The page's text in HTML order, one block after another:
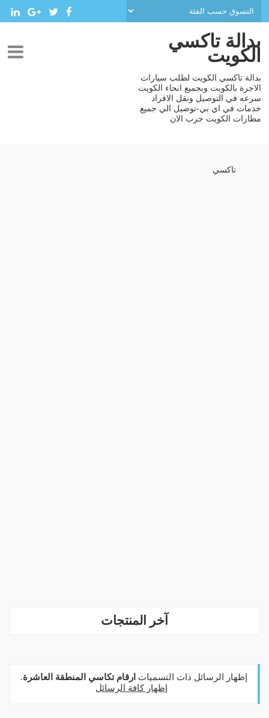
بدالة تاكسي
الكويت
بدالة تاكسي الكويت لطلب سيارات
الاجرة بالكويت وبجميع انحاء الكويت
سرعه في التوصيل ونقل الافراد
خدمات في اي بي-توصيل الي جميع
مطارات الكويت جرب الان
تاكسي
آخر المنتجات
‏إظهار الرسائل ذات التسميات ارقام تكاسي المنطقة العاشرة.
إظهار كافة الرسائل